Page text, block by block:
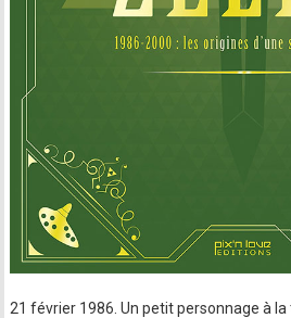
21 février 1986. Un petit personnage à